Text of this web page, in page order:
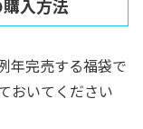
入方法
年完売する福袋で
おいてください